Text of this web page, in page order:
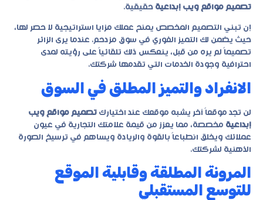
تصميم مواقع ويب إبداعية حقيقية.
إن تبني التصميم المخصص يمنح عملك مزايا استراتيجية لا حصر لها،
حيث يضمن لك التميز الفوري في سوق مزدحم. عندما يرى الزائر
تصميماً لم يره من قبل، ينعكس ذلك تلقائياً على رؤيته لمدى
احترافية وجودة الخدمات التي تقدمها شركتك.
الانفراد والتميز المطلق في السوق
لن تجد موقعاً آخر يشبه موقعك عند اختيارك تصميم مواقع ويب
إبداعية مخصصة، مما يعزز من قيمة علامتك التجارية في عيون
عملائك ويخلق انطباعاً بالقوة والريادة ويساهم في ترسيخ الصورة
الذهنية لشركتك.
المرونة المطلقة وقابلية الموقع
للتوسع المستقبلي